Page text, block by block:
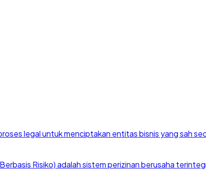
legal untuk menciptakan entitas bisnis yang sah
Risiko) adalah sistem perizinan berusaha